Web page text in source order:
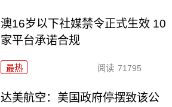
澳16岁以下社媒禁令正式生效 10
家平台承诺合规
最热 阅读 71795
达美航空：美国政府停摆致该公